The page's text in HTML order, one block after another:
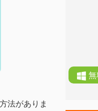
法がありま